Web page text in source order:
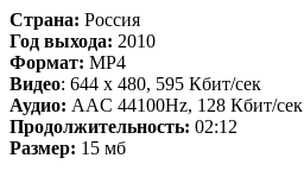
Страна: Россия
Год выхода: 2010
Формат: MP4
Видео: 644 x 480, 595 Кбит/сек
Аудио: AAC 44100Hz, 128 Кбит/сек
Продолжительность: 02:12
Размер: 15 мб